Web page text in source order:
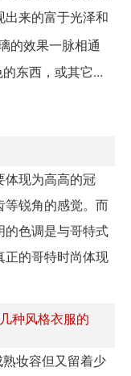
来的富于光泽和
的效果一脉相通
东西，或其它...
体现为高高的冠
等锐角的感觉。而
的色调是与哥特式
正的哥特时尚体现
种风格衣服的
妆容但又留着少